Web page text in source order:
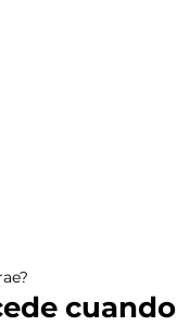
cuando